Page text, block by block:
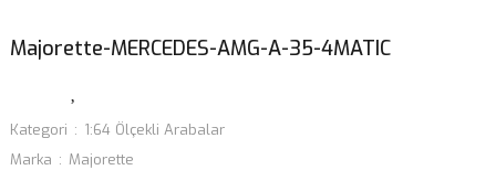
Majorette-MERCEDES-AMG-A-35-4MATIC
Kategori
1:64 Ölçekli Arabalar
Marka
Majorette